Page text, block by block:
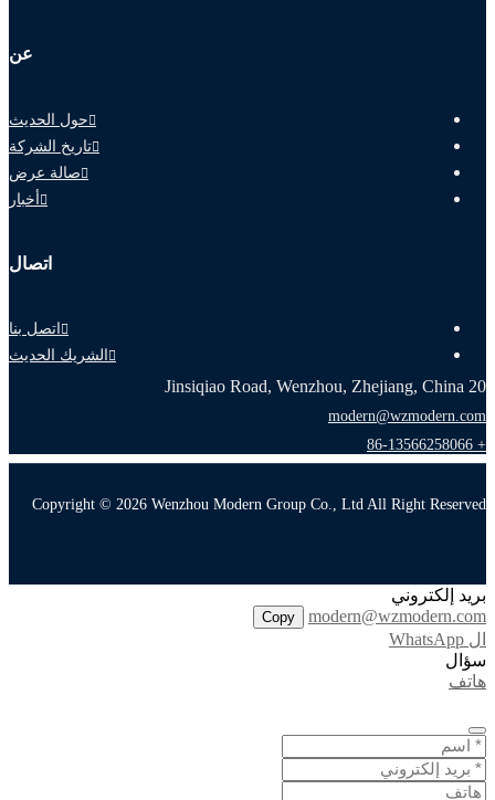
عن
حول الحديث
تاريخ الشركة
صالة عرض
أخبار
اتصال
اتصل بنا
الشريك الحديث
20 Jinsiqiao Road, Wenzhou, Zhejiang, China
modern@wzmodern.com
+ 86-13566258066
Copyright © 2026 Wenzhou Modern Group Co., Ltd All Right Reserved
بريد إلكتروني
modern@wzmodern.com
Copy
ال WhatsApp
سؤال
هاتف